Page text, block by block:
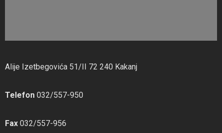
Alije Izetbegovića 51/II 72 240 Kakanj
Telefon 032/557-950
Fax 032/557-956